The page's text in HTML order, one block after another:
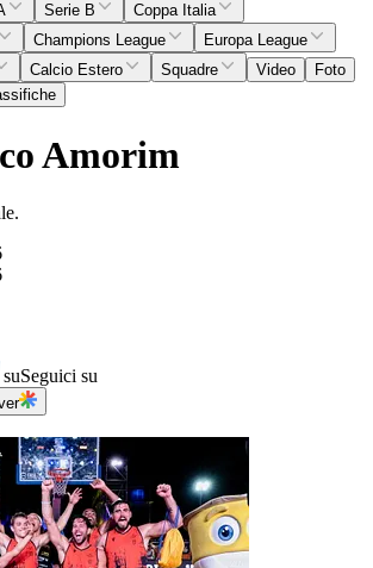
Serie B
Coppa Italia
Champions League
Europa League
Calcio Estero Squadre Video
Foto
Amorim
suSeguici su